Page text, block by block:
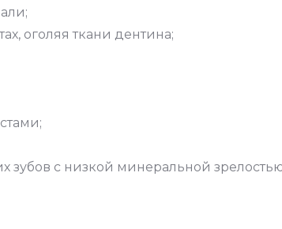
оголяя ткани дентина;
с низкой минеральной